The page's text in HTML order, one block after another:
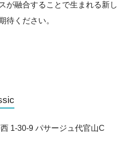
が融合することで生まれる新し
待ください。
1-30-9 パサージュ代官山C